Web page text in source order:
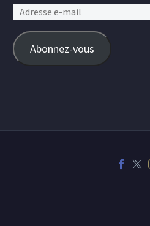
Adresse
mail
Abonnez-vous